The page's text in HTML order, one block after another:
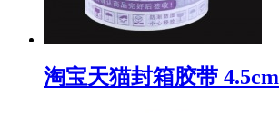
淘宝天猫封箱胶带 4.5cm